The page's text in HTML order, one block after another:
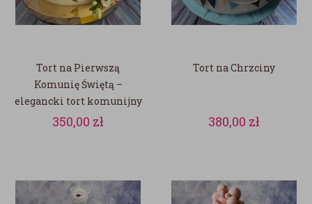
Tort na Pierwszą
Komunię Świętą –
elegancki tort komunijny
na zamówienie
350,00 zł
Tort na Chrzciny
380,00 zł